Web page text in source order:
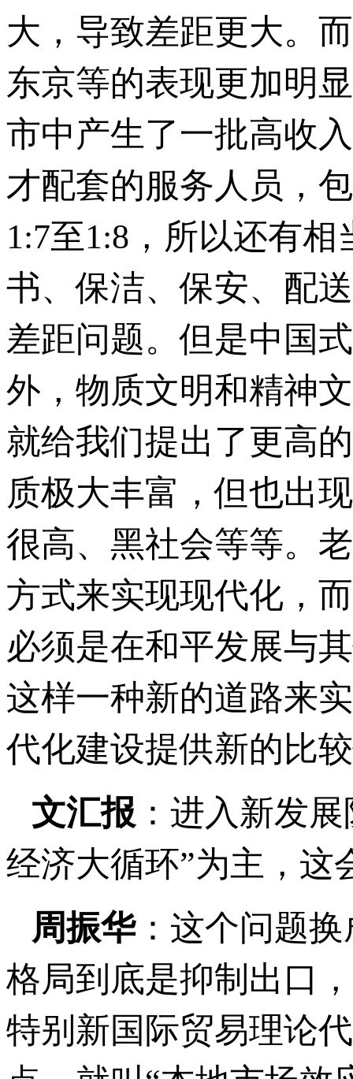
大，导致差距更大。
东京等的表现更加明
市中产生了一批高收
才配套的服务人员，
1:7至1:8，所以还有
书、保洁、保安、配
差距问题。但是中国
外，物质文明和精神
就给我们提出了更高
质极大丰富，但也出
很高、黑社会等等。
方式来实现现代化，
必须是在和平发展与
这样一种新的道路来
代化建设提供新的比
文汇报 ：进入新发
经济大循环”为主，这
周振华：这个问题
格局到底是抑制出口
特别新国际贸易理论